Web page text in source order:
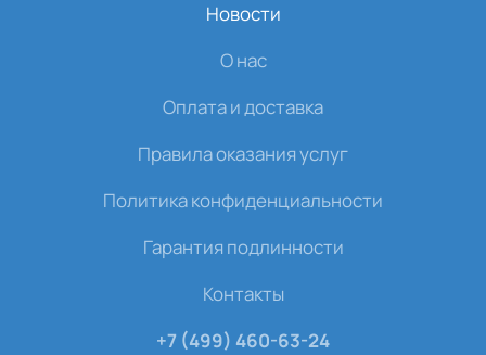
Новости
О нас
Оплата и доставка
Правила оказания услуг
Политика конфиденциальности
Гарантия подлинности
Контакты
+7 (499) 460-63-24